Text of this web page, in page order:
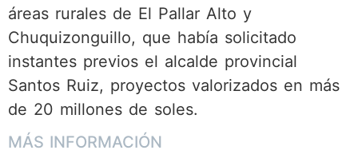
áreas rurales de El Pallar Alto y
Chuquizonguillo, que había solicitado
instantes previos el alcalde provincial
Santos Ruiz, proyectos valorizados en más
de 20 millones de soles.
MÁS INFORMACIÓN